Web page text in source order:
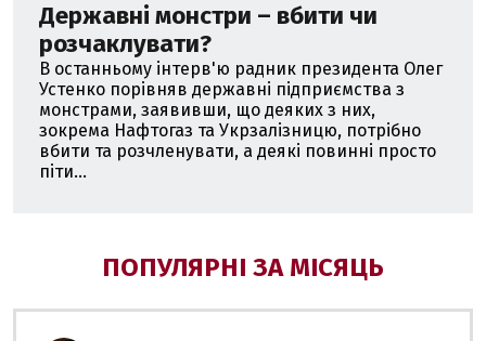
Державні монстри – вбити чи
розчаклувати?
В останньому інтерв'ю радник президента Олег
Устенко порівняв державні підприємства з
монстрами, заявивши, що деяких з них,
зокрема Нафтогаз та Укрзалізницю, потрібно
вбити та розчленувати, а деякі повинні просто
піти...
ПОПУЛЯРНІ ЗА МІСЯЦЬ